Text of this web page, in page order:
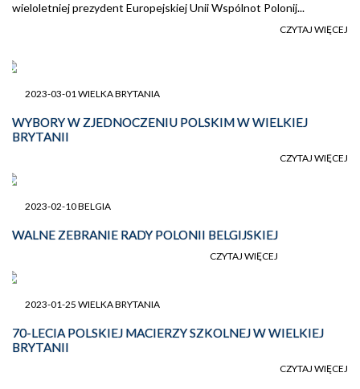
wieloletniej prezydent Europejskiej Unii Wspólnot Polonij...
CZYTAJ WIĘCEJ
2023-03-01 WIELKA BRYTANIA
WYBORY W ZJEDNOCZENIU POLSKIM W WIELKIEJ
BRYTANII
CZYTAJ WIĘCEJ
2023-02-10 BELGIA
WALNE ZEBRANIE RADY POLONII BELGIJSKIEJ
CZYTAJ WIĘCEJ
2023-01-25 WIELKA BRYTANIA
70-LECIA POLSKIEJ MACIERZY SZKOLNEJ W WIELKIEJ
BRYTANII
CZYTAJ WIĘCEJ